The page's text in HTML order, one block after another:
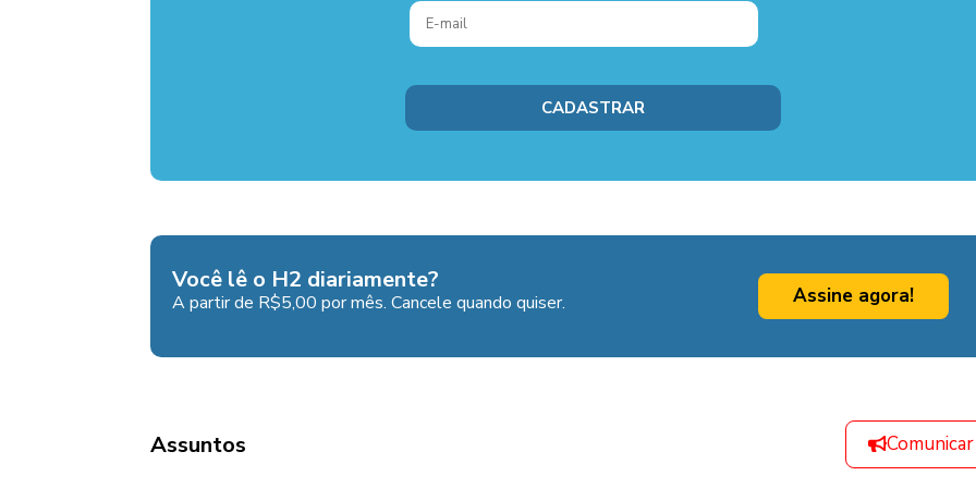
Você lê o H2 diariamente?
A partir de R$5,00 por mês. Cancele quando quiser. Assine agora!
Assuntos